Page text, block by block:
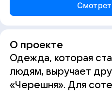
О проекте
Одежда, которая
людям, выручает
«Черешня». Для